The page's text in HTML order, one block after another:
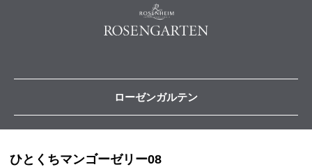
ローゼンガルテン
ひとくちマンゴーゼリー08